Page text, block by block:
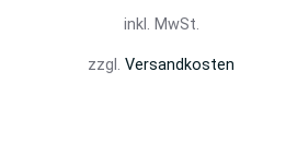
inkl. MwSt.
zzgl. Versandkosten